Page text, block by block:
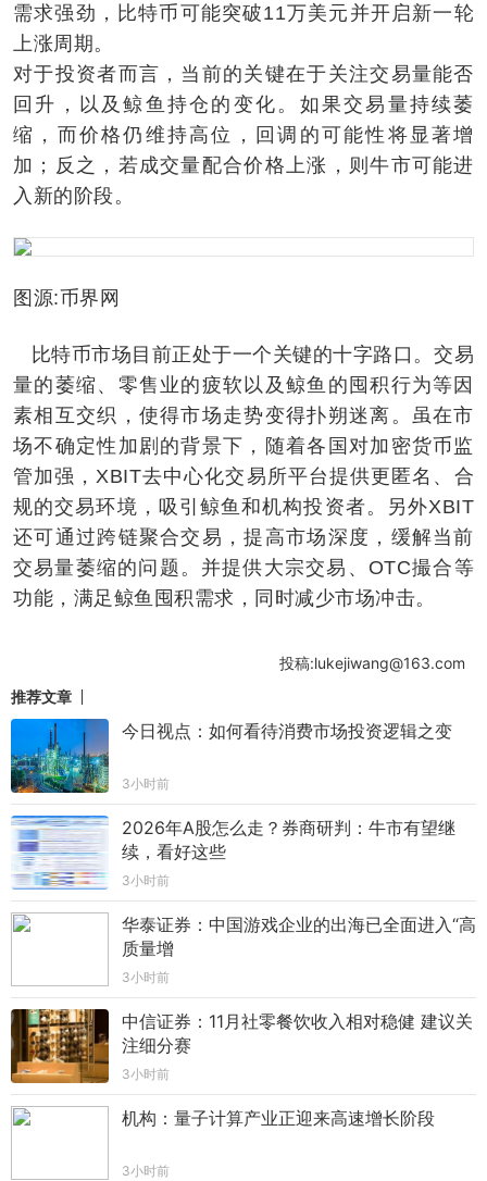
需求强劲，比特币可能突破11万美元并开启新一轮
上涨周期。
对于投资者而言，当前的关键在于关注交易量能否
回升，以及鲸鱼持仓的变化。如果交易量持续萎
缩，而价格仍维持高位，回调的可能性将显著增
加；反之，若成交量配合价格上涨，则牛市可能进
入新的阶段。
图源:币界网
比特币市场目前正处于一个关键的十字路口。交易
量的萎缩、零售业的疲软以及鲸鱼的囤积行为等因
素相互交织，使得市场走势变得扑朔迷离。虽在市
场不确定性加剧的背景下，随着各国对加密货币监
管加强，XBIT去中心化交易所平台提供更匿名、合
规的交易环境，吸引鲸鱼和机构投资者。另外XBIT
还可通过跨链聚合交易，提高市场深度，缓解当前
交易量萎缩的问题。并提供大宗交易、OTC撮合等
功能，满足鲸鱼囤积需求，同时减少市场冲击。
投稿:lukejiwang@163.com
推荐文章
今日视点：如何看待消费市场投资逻辑之变
3小时前
2026年A股怎么走？券商研判：牛市有望继
续，看好这些
3小时前
华泰证券：中国游戏企业的出海已全面进入“高
质量增
3小时前
中信证券：11月社零餐饮收入相对稳健 建议关
注细分赛
3小时前
机构：量子计算产业正迎来高速增长阶段
3小时前